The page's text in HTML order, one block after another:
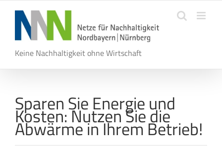
springen
Keine Nachhaltigkeit ohne Wirtschaft
Sparen Sie Energie und
Kosten: Nutzen Sie die
Abwärme in Ihrem Betrieb!